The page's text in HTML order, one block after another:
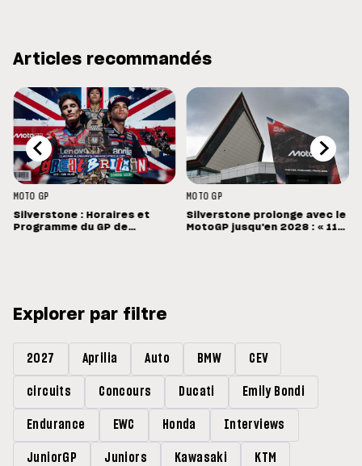
Articles recommandés
MOTO GP
Silverstone : Horaires et
Programme du GP de
MOTO GP
Silverstone prolonge avec le
MotoGP jusqu'en 2028 : « 11
Explorer par filtre
2027 Aprilia Auto BMW CEV
circuits Concours Ducati Emily Bondi
Endurance EWC Honda Interviews
JuniorGP Juniors Kawasaki KTM